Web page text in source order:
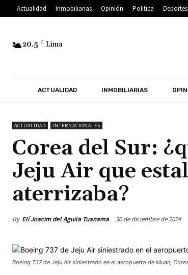
Actualidad Inmobiliarias Opinión Politica Deportes
20.5 C Lima
ACTUALIDAD INMOBILIARIAS
ACTUALIDAD INTERNACIONALES
Corea del Sur:
Jeju Air que
aterrizaba?
By Elí Joacim del Aguila Tuanama 30 de diciembre de 2024
Boeing 737 de Jeju Air siniestrado en el aeropuerto de Muan,